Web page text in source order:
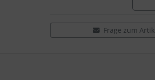
Frage zum